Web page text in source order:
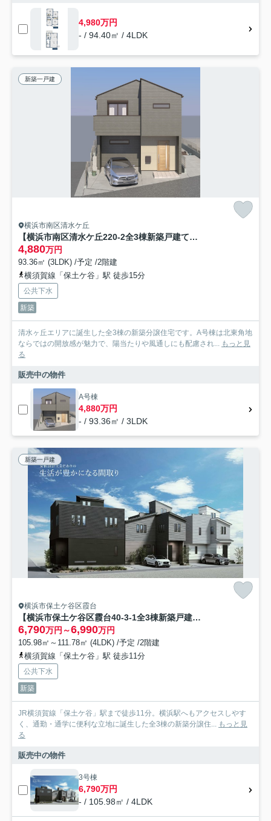
4,980万円
- / 94.40㎡ / 4LDK
新築一戸建
横浜市南区清水ケ丘
【横浜市南区清水ケ丘220-2全3棟新築戸建て】★仲介手数料無料★（太田小学校・蒔田中学校）
4,880万円
93.36㎡ (3LDK) /予定 /2階建
横須賀線「保土ケ谷」駅 徒歩15分
公共下水
新築
清水ヶ丘エリアに誕生した全3棟の新築分譲住宅です。A号棟は北東角地
ならではの開放感が魅力で、陽当たりや風通しにも配慮され... もっと見
る
販売中の物件
A号棟
4,880万円
- / 93.36㎡ / 3LDK
新築一戸建
横浜市保土ケ谷区霞台
【横浜市保土ケ谷区霞台40-3-1全3棟新築戸建て】★仲介手数料無料★（桜台小学校・岩崎中学校）
6,790万円～6,990万円
105.98㎡～111.78㎡ (4LDK) /予定 /2階建
横須賀線「保土ケ谷」駅 徒歩11分
公共下水
新築
JR横須賀線「保土ケ谷」駅まで徒歩11分。横浜駅へもアクセスしやす
く、通勤・通学に便利な立地に誕生した全3棟の新築分譲住... もっと見
る
販売中の物件
3号棟
6,790万円
- / 105.98㎡ / 4LDK